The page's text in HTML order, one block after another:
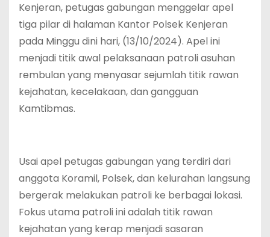
Kenjeran, petugas gabungan menggelar apel
tiga pilar di halaman Kantor Polsek Kenjeran
pada Minggu dini hari, (13/10/2024). Apel ini
menjadi titik awal pelaksanaan patroli asuhan
rembulan yang menyasar sejumlah titik rawan
kejahatan, kecelakaan, dan gangguan
Kamtibmas.
Usai apel petugas gabungan yang terdiri dari
anggota Koramil, Polsek, dan kelurahan langsung
bergerak melakukan patroli ke berbagai lokasi.
Fokus utama patroli ini adalah titik rawan
kejahatan yang kerap menjadi sasaran